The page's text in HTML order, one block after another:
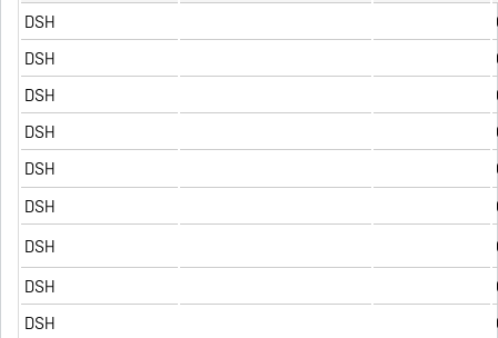
DSH
DSH
DSH
DSH
DSH
DSH
DSH
DSH
DSH